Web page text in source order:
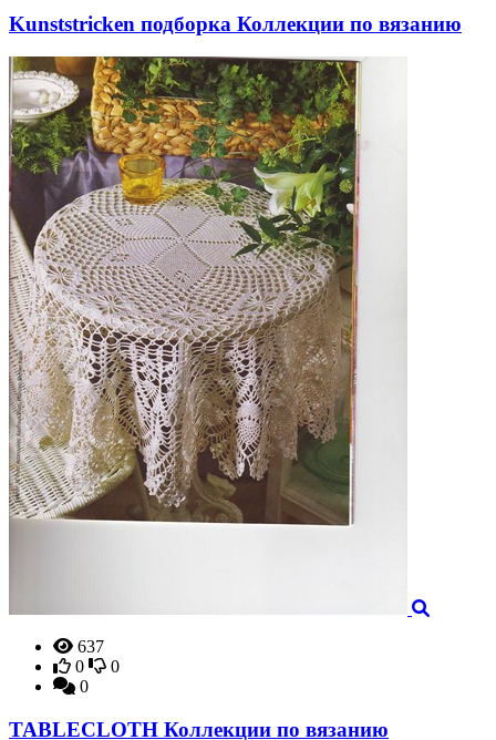
Kunststricken подборка Коллекции по вязанию
637
0
0
0
TABLECLOTH Коллекции по вязанию